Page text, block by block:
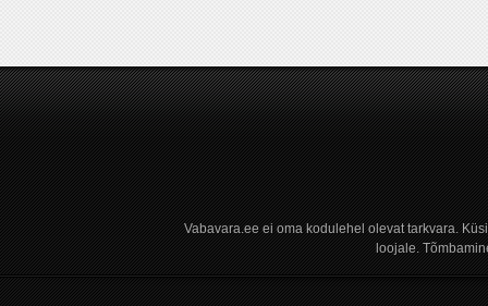
Vabavara.ee ei oma kodulehel olevat tarkvara.
loojale.